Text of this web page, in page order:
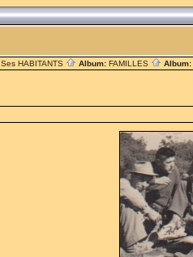
Ses HABITANTS Album: FAMILLES Album: